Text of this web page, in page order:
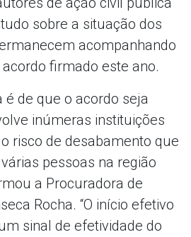
sobre a situação dos
acompanhando
firmado este ano.
é de que o acordo seja
inúmeras instituições
risco de desabamento que
pessoas na região
a Procuradora de
Rocha. “O início efetivo
sinal de efetividade do